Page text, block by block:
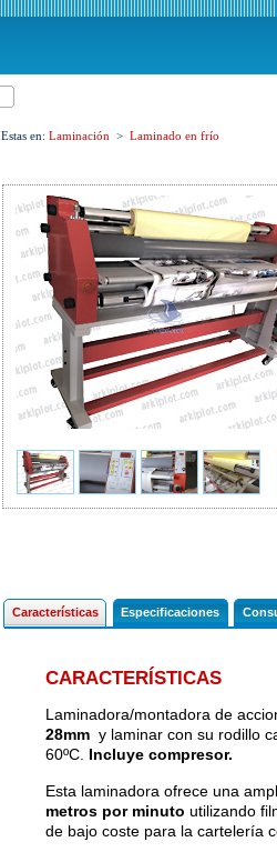
Estas en: Laminación > Laminado en frío
Características Especificaciones
CARACTERÍSTICAS
Laminadora/montadora de
28mm y laminar con su rodillo
60ºC. Incluye compresor.
Esta laminadora ofrece una
metros por minuto utilizando
de bajo coste para la cartelería